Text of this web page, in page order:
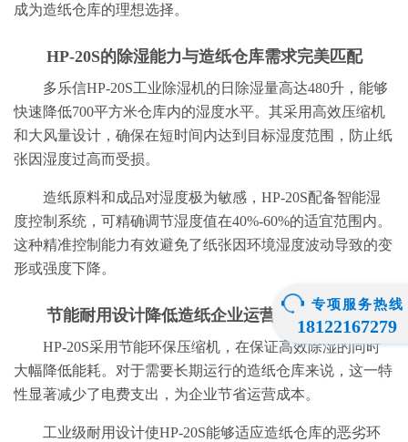
成为造纸仓库的理想选择。
HP-20S的除湿能力与造纸仓库需求完美匹配
多乐信HP-20S工业除湿机的日除湿量高达480升，能够
快速降低700平方米仓库内的湿度水平。其采用高效压缩机
和大风量设计，确保在短时间内达到目标湿度范围，防止纸
张因湿度过高而受损。
造纸原料和成品对湿度极为敏感，HP-20S配备智能湿
度控制系统，可精确调节湿度值在40%-60%的适宜范围内。
这种精准控制能力有效避免了纸张因环境湿度波动导致的变
形或强度下降。
节能耐用设计降低造纸企业运营成本
HP-20S采用节能环保压缩机，在保证高效除湿的同时
大幅降低能耗。对于需要长期运行的造纸仓库来说，这一特
性显著减少了电费支出，为企业节省运营成本。
工业级耐用设计使HP-20S能够适应造纸仓库的恶劣环
专项服务热线
18122167279